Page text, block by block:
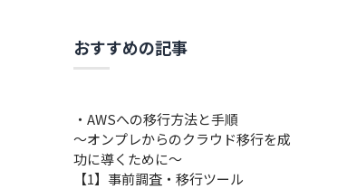
おすすめの記事
・AWSへの移行方法と手順
～オンプレからのクラウド移行を成
功に導くために～
【1】事前調査・移行ツール